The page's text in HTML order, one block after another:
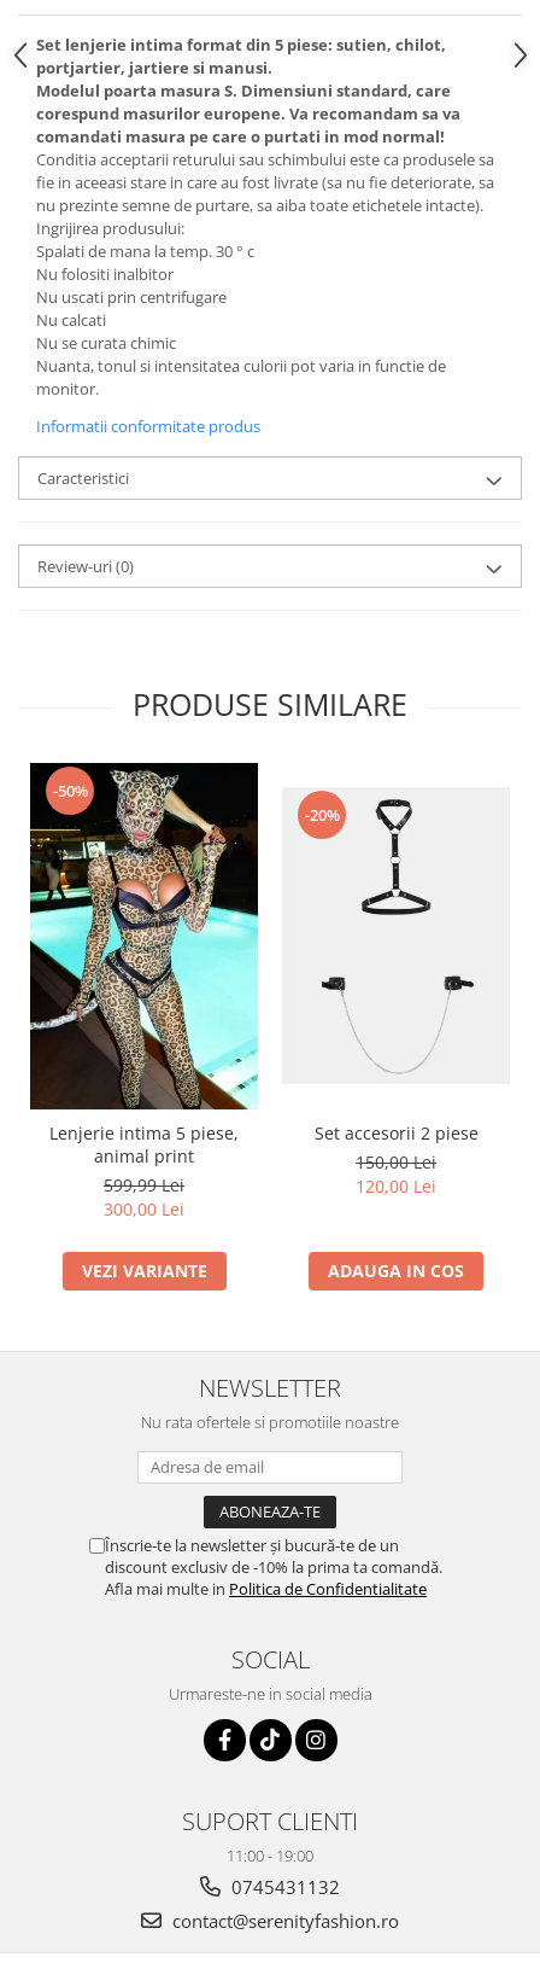
Set lenjerie intima format din 5 piese: sutien, chilot,
portjartier, jartiere si manusi.
Modelul poarta masura S. Dimensiuni standard, care
corespund masurilor europene. Va recomandam sa va
comandati masura pe care o purtati in mod normal!
Conditia acceptarii returului sau schimbului este ca produsele sa
fie in aceeasi stare in care au fost livrate (sa nu fie deteriorate, sa
nu prezinte semne de purtare, sa aiba toate etichetele intacte).
Ingrijirea produsului:
Spalati de mana la temp. 30 ° c
Nu folositi inalbitor
Nu uscati prin centrifugare
Nu calcati
Nu se curata chimic
Nuanta, tonul si intensitatea culorii pot varia in functie de
monitor.
Informatii conformitate produs
Caracteristici
Review-uri(0)
PRODUSE SIMILARE
-50%
Lenjerie intima 5 piese,
animal print
599,99 Lei
300,00 Lei
VEZI VARIANTE
-20%
Set accesorii 2 piese
150,00 Lei
120,00 Lei
ADAUGA IN COS
NEWSLETTER
Nu rata ofertele si promotiile noastre
Înscrie-te la newsletter și bucură-te de un
discount exclusiv de -10% la prima ta comandă.
Afla mai multe in Politica de Confidentialitate
SOCIAL
Urmareste-ne in social media
SUPORT CLIENTI
11:00 - 19:00
0745431132
contact@serenityfashion.ro